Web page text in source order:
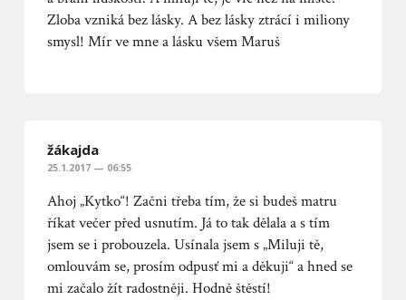
Zloba vzniká bez lásky. A bez lásky ztrácí i miliony
smysl! Mír ve mne a lásku všem Maruš
žákajda
25.1.2017 — 06:55
Ahoj „Kytko“! Začni třeba tím, že si budeš matru
říkat večer před usnutím. Já to tak dělala a s tím
jsem se i probouzela. Usínala jsem s „Miluji tě,
omlouvám se, prosím odpusť mi a děkuji“ a hned se
mi začalo žít radostněji. Hodně štěstí!